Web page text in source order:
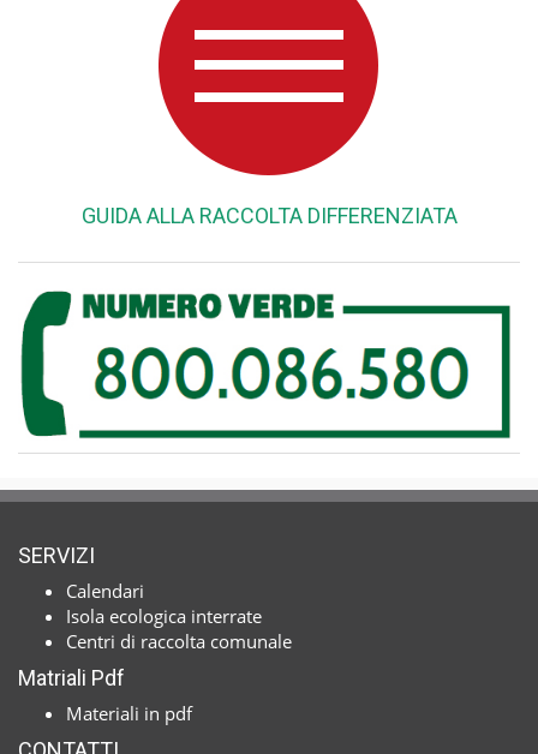
GUIDA ALLA RACCOLTA DIFFERENZIATA
SERVIZI
Calendari
Isola ecologica interrate
Centri di raccolta comunale
Matriali Pdf
Materiali in pdf